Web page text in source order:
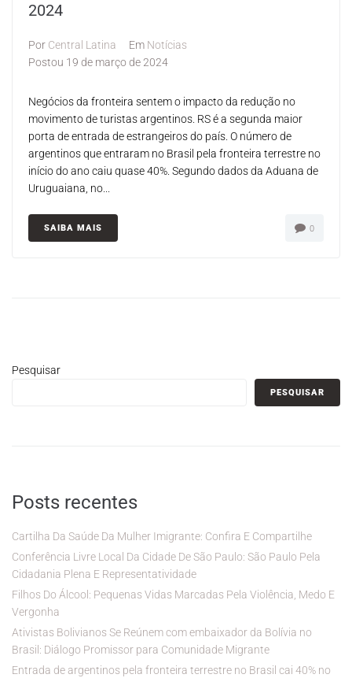
2024
Por Central Latina Em Notícias
Postou 19 de março de 2024
Negócios da fronteira sentem o impacto da redução no
movimento de turistas argentinos. RS é a segunda maior
porta de entrada de estrangeiros do país. O número de
argentinos que entraram no Brasil pela fronteira terrestre no
início do ano caiu quase 40%. Segundo dados da Aduana de
Uruguaiana, no...
SAIBA MAIS 0
Pesquisar
PESQUISAR
Posts recentes
Cartilha Da Saúde Da Mulher Imigrante: Confira E Compartilhe
Conferência Livre Local Da Cidade De São Paulo: São Paulo Pela
Cidadania Plena E Representatividade
Filhos Do Álcool: Pequenas Vidas Marcadas Pela Violência, Medo E
Vergonha
Ativistas Bolivianos Se Reúnem com embaixador da Bolívia no
Brasil: Diálogo Promissor para Comunidade Migrante
Entrada de argentinos pela fronteira terrestre no Brasil cai 40% no